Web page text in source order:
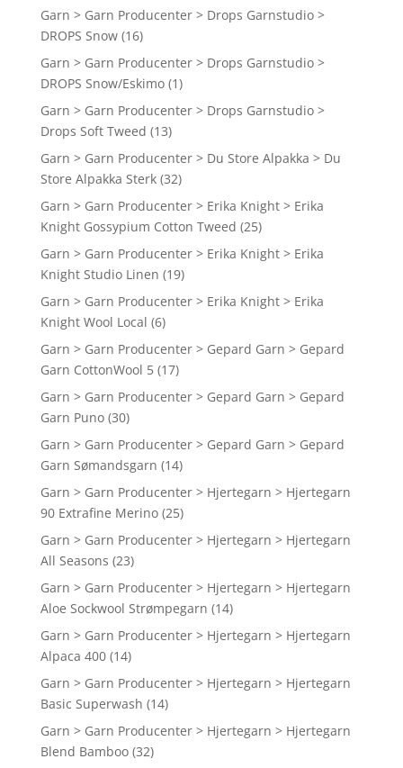
Garn > Garn Producenter > Drops Garnstudio >
DROPS Snow (16)
Garn > Garn Producenter > Drops Garnstudio >
DROPS Snow/Eskimo (1)
Garn > Garn Producenter > Drops Garnstudio >
Drops Soft Tweed (13)
Garn > Garn Producenter > Du Store Alpakka > Du
Store Alpakka Sterk (32)
Garn > Garn Producenter > Erika Knight > Erika
Knight Gossypium Cotton Tweed (25)
Garn > Garn Producenter > Erika Knight > Erika
Knight Studio Linen (19)
Garn > Garn Producenter > Erika Knight > Erika
Knight Wool Local (6)
Garn > Garn Producenter > Gepard Garn > Gepard
Garn CottonWool 5 (17)
Garn > Garn Producenter > Gepard Garn > Gepard
Garn Puno (30)
Garn > Garn Producenter > Gepard Garn > Gepard
Garn Sømandsgarn (14)
Garn > Garn Producenter > Hjertegarn > Hjertegarn
90 Extrafine Merino (25)
Garn > Garn Producenter > Hjertegarn > Hjertegarn
All Seasons (23)
Garn > Garn Producenter > Hjertegarn > Hjertegarn
Aloe Sockwool Strømpegarn (14)
Garn > Garn Producenter > Hjertegarn > Hjertegarn
Alpaca 400 (14)
Garn > Garn Producenter > Hjertegarn > Hjertegarn
Basic Superwash (14)
Garn > Garn Producenter > Hjertegarn > Hjertegarn
Blend Bamboo (32)